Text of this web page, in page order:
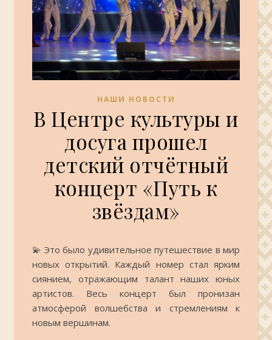
НАШИ НОВОСТИ
В Центре культуры и
досуга прошел
детский отчётный
концерт «Путь к
звёздам»
💫 Это было удивительное путешествие в мир
новых открытий. Каждый номер стал ярким
сиянием, отражающим талант наших юных
артистов. Весь концерт был пронизан
атмосферой волшебства и стремлениям к
новым вершинам.